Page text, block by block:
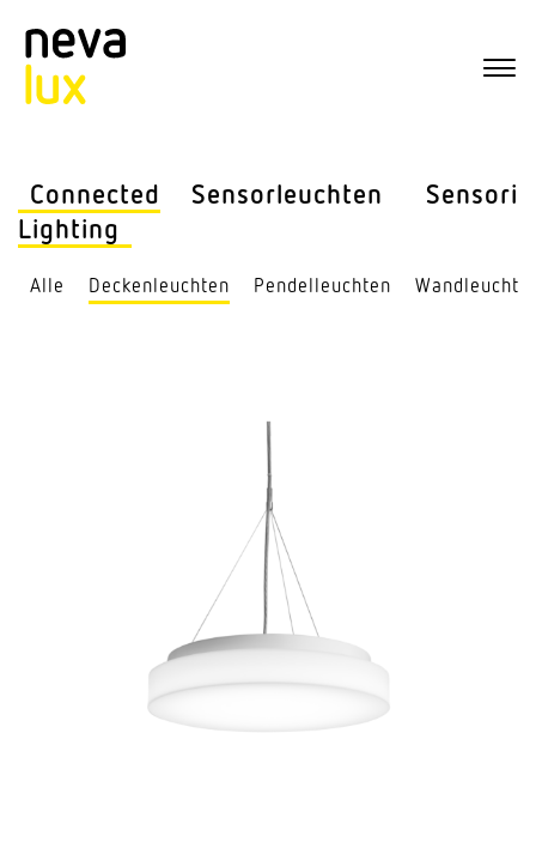
Connected
Lighting
Sensor­leuchten Sensorik
Alle Decken­leuchten Pendel­leuchten